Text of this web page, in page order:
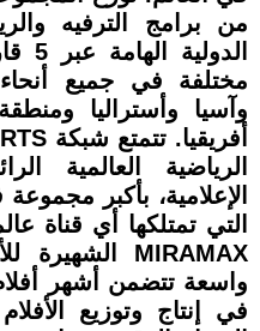
من برامج الترفيه
مختلفة في جميع أنحاء
وآسيا وأستراليا
الإعلامية، بأكبر
التي تمتلكها أي قناة
واسعة تتضمن أشهر
في إنتاج وتوزيع